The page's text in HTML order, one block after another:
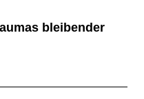
bleibender